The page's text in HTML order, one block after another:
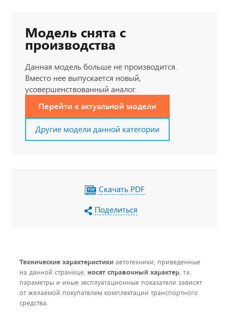
Модель снята с
производства
Данная модель больше не производится.
Вместо нее выпускается новый,
усовершенствованный аналог.
Перейти к актуальной модели
Другие модели данной категории
Скачать PDF
Поделиться
Технические характеристики автотехники, приведенные
на данной странице, носят справочный характер, т.к.
параметры и иные эксплуатационные показатели зависят
от желаемой покупателем комплектации транспортного
средства.